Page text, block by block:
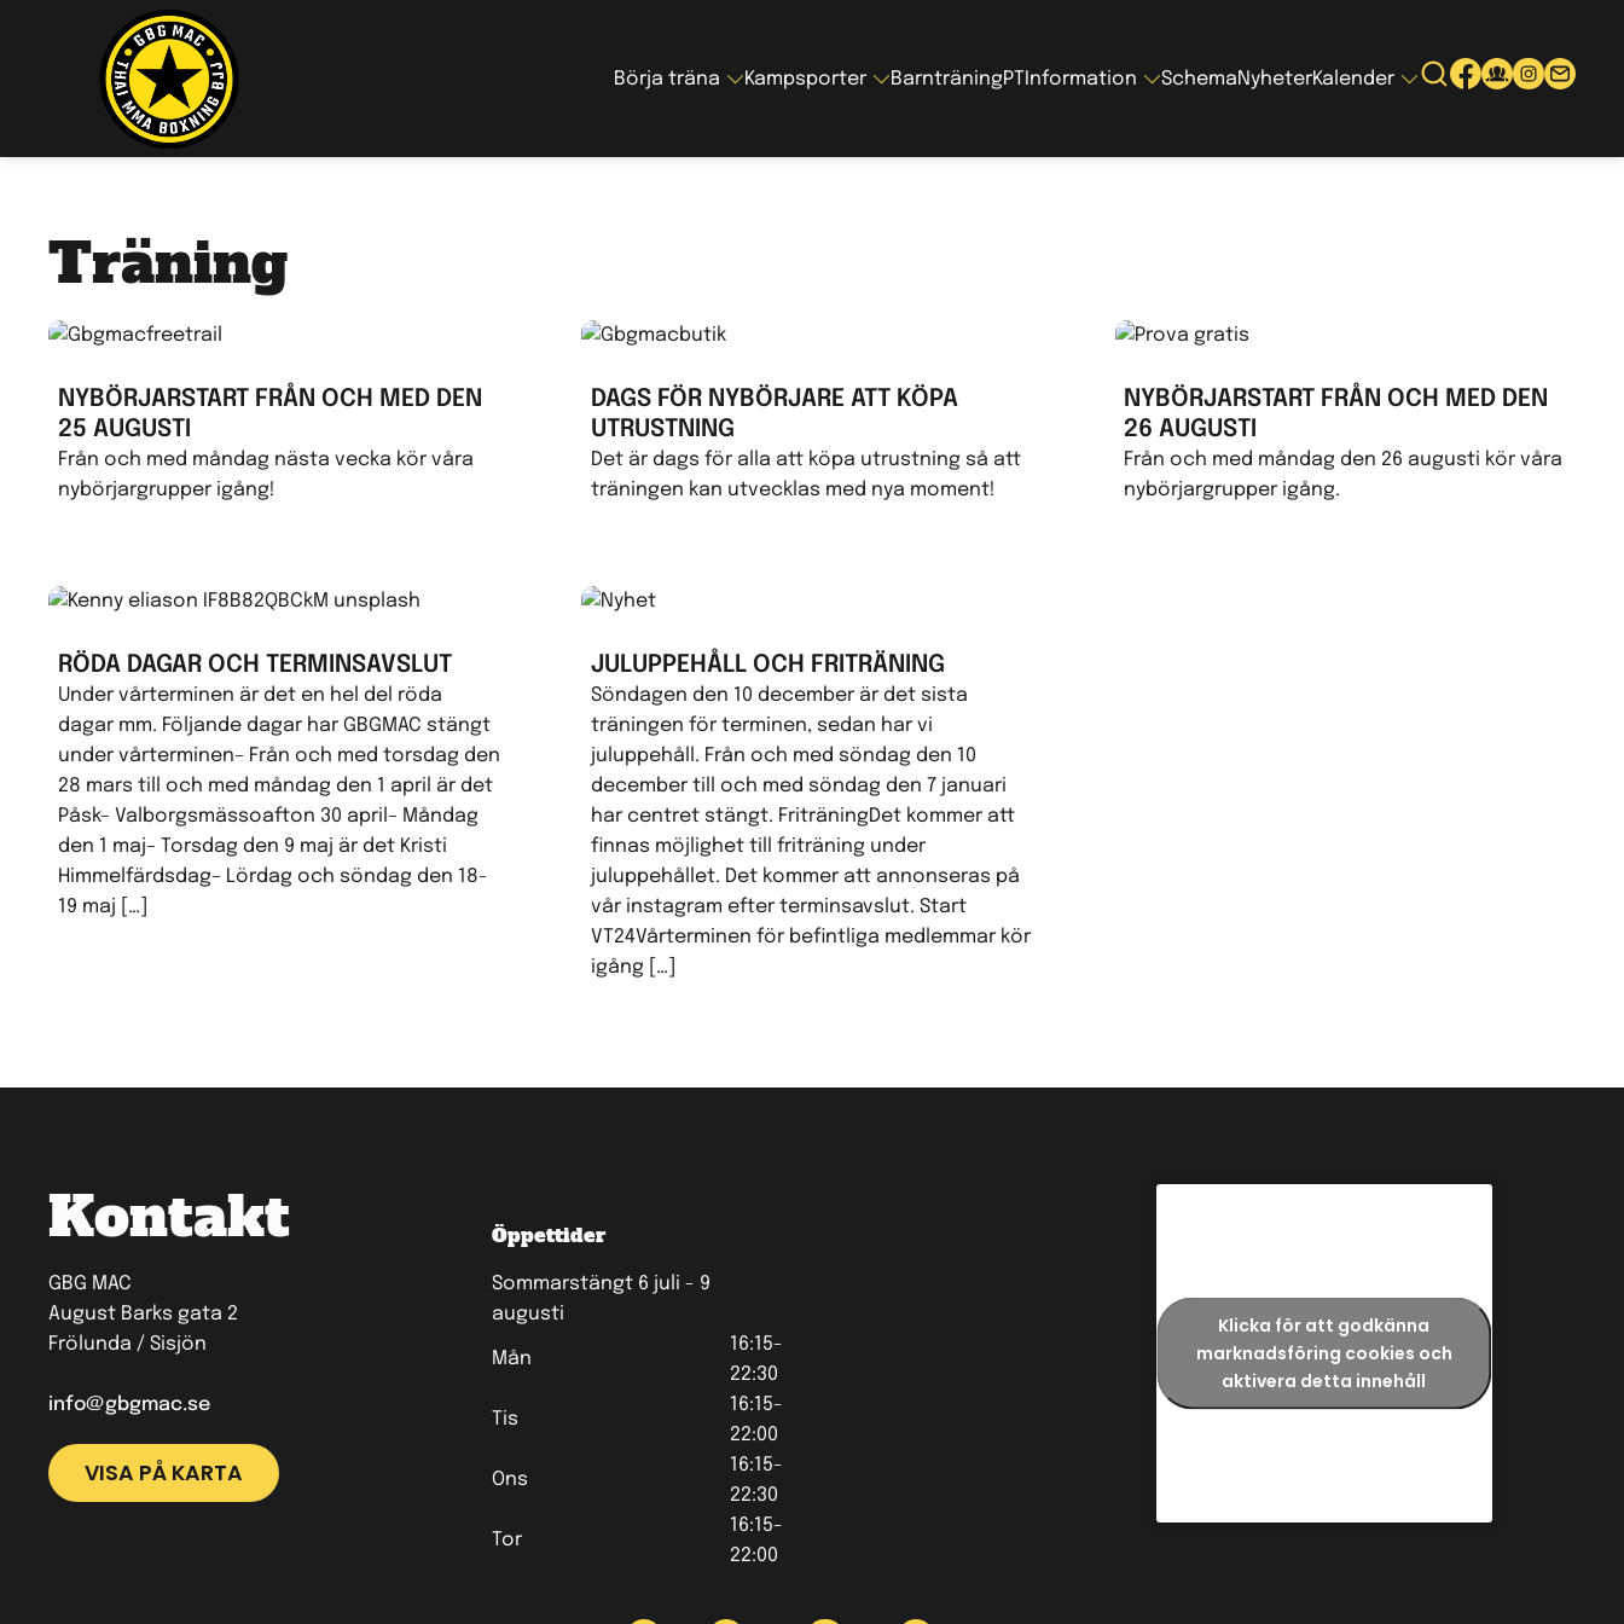
till
Börja träna Kampsporter BarnträningPT Information SchemaNyheterKalender
Träning
NYBÖRJARSTART FRÅN OCH MED DEN
25 AUGUSTI
Från och med måndag nästa vecka kör våra
nybörjargrupper igång!
DAGS FÖR NYBÖRJARE ATT KÖPA
UTRUSTNING
Det är dags för alla att köpa utrustning så att
träningen kan utvecklas med nya moment!
NYBÖRJARSTART FRÅN OCH MED DEN
26 AUGUSTI
Från och med måndag den 26 augusti kör våra
nybörjargrupper igång.
RÖDA DAGAR OCH TERMINSAVSLUT
Under vårterminen är det en hel del röda
dagar mm. Följande dagar har GBGMAC stängt
under vårterminen– Från och med torsdag den
28 mars till och med måndag den 1 april är det
Påsk– Valborgsmässoafton 30 april– Måndag
den 1 maj– Torsdag den 9 maj är det Kristi
Himmelfärdsdag– Lördag och söndag den 18-
19 maj […]
JULUPPEHÅLL OCH FRITRÄNING
Söndagen den 10 december är det sista
träningen för terminen, sedan har vi
juluppehåll. Från och med söndag den 10
december till och med söndag den 7 januari
har centret stängt. FriträningDet kommer att
finnas möjlighet till friträning under
juluppehållet. Det kommer att annonseras på
vår instagram efter terminsavslut. Start
VT24Vårterminen för befintliga medlemmar kör
igång […]
Kontakt
GBG MAC
August Barks gata 2
Frölunda / Sisjön
info@gbgmac.se
VISA PÅ KARTA
Öppettider
Sommarstängt 6 juli - 9
augusti
Mån
16:15-
22:30
Tis
16:15-
22:00
Ons
16:15-
22:30
Tor
16:15-
22:00
Klicka för att godkänna
marknadsföring cookies och
aktivera detta innehåll